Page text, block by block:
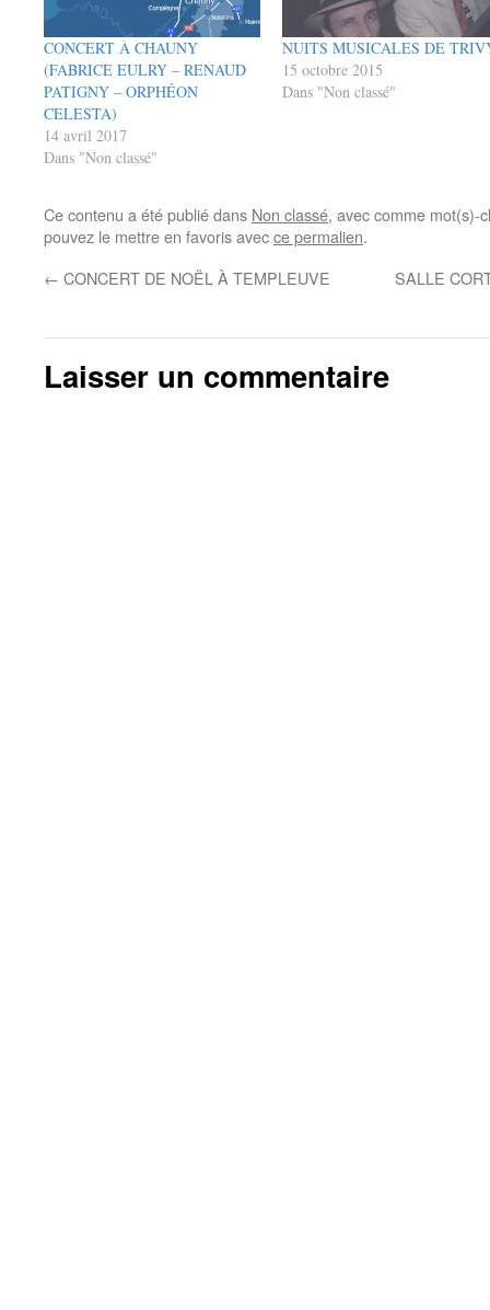
CONCERT À CHAUNY
(FABRICE EULRY – RENAUD
PATIGNY – ORPHÉON
CELESTA)
14 avril 2017
Dans "Non classé"
NUITS MUSICALES DE
15 octobre 2015
Dans "Non classé"
Ce contenu a été publié dans Non classé, avec comme mot(s)-
pouvez le mettre en favoris avecce permalien.
← CONCERT DE NOËL À TEMPLEUVE SALLE
Laisser un commentaire